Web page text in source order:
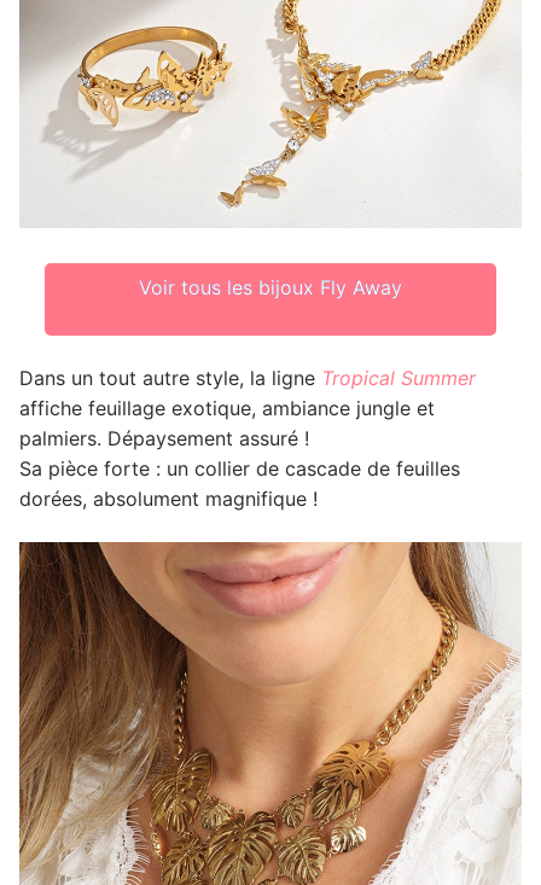
Voir tous les bijoux Fly Away
Dans un tout autre style, la ligne Tropical Summer
affiche feuillage exotique, ambiance jungle et
palmiers. Dépaysement assuré !
Sa pièce forte : un collier de cascade de feuilles
dorées, absolument magnifique !